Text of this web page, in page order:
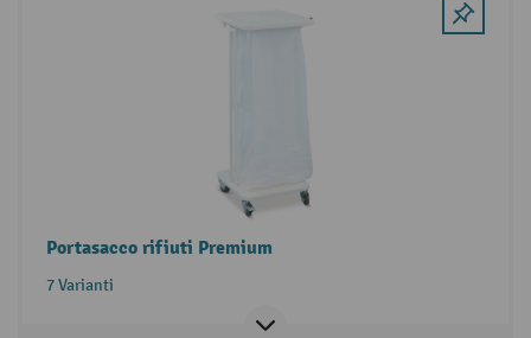
Portasacco rifiuti Premium
7 Varianti